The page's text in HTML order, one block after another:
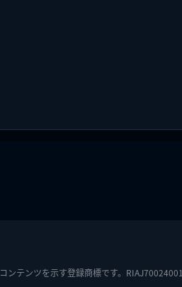
ンテンツを示す登録商標です。RIAJ70024001